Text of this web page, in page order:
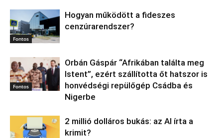
Fontos
Hogyan működött a fideszes
cenzúrarendszer?
Fontos
Orbán Gáspár “Afrikában találta meg
Istent”, ezért szállította őt hatszor is
honvédségi repülőgép Csádba és
Nigerbe
2 millió dolláros bukás: az AI írta a
krimit?